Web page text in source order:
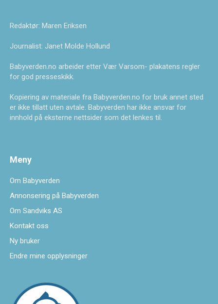
Redaktør: Maren Eriksen
Journalist: Janet Molde Hollund
Babyverden.no arbeider etter Vær Varsom- plakatens regler
for god presseskikk.
Kopiering av materiale fra Babyverden.no for bruk annet sted
er ikke tillatt uten avtale. Babyverden har ikke ansvar for
innhold på eksterne nettsider som det lenkes til.
Meny
Om Babyverden
Annonsering på Babyverden
Om Sandviks AS
Kontakt oss
Ny bruker
Endre mine opplysninger